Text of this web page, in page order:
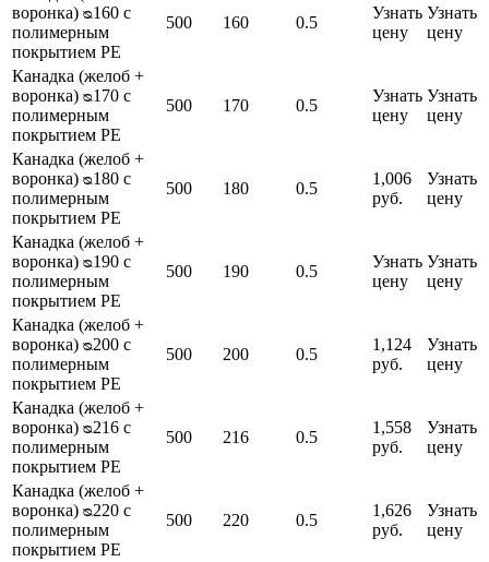
воронка) ᴓ160 с
полимерным
покрытием PE
500 160 0.5
Узнать
цену
Узнать
цену
Канадка (желоб +
воронка) ᴓ170 с
полимерным
покрытием PE
500 170 0.5
Узнать
цену
Узнать
цену
Канадка (желоб +
воронка) ᴓ180 с
полимерным
покрытием PE
500 180 0.5
1,006
руб.
Узнать
цену
Канадка (желоб +
воронка) ᴓ190 с
полимерным
покрытием PE
500 190 0.5
Узнать
цену
Узнать
цену
Канадка (желоб +
воронка) ᴓ200 с
полимерным
покрытием PE
500 200 0.5
1,124
руб.
Узнать
цену
Канадка (желоб +
воронка) ᴓ216 с
полимерным
покрытием PE
500 216 0.5
1,558
руб.
Узнать
цену
Канадка (желоб +
воронка) ᴓ220 с
полимерным
покрытием PE
500 220 0.5
1,626
руб.
Узнать
цену